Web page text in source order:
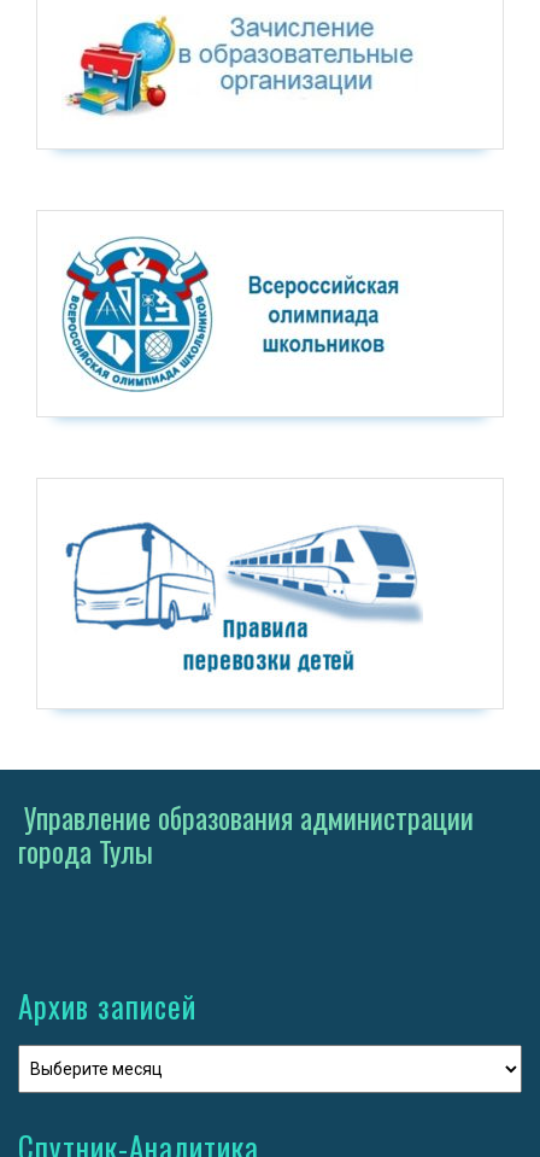
Управление образования администрации
города Тулы
Архив записей
Спутник-Аналитика